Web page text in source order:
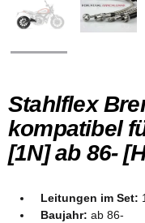
Stahlflex
kompatibel
[1N] ab 86-
Leitungen im Set: 1
Baujahr: ab 86-